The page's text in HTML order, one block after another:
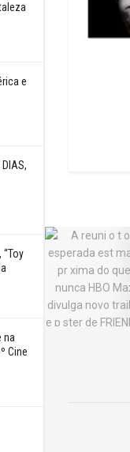
e
na
Cine